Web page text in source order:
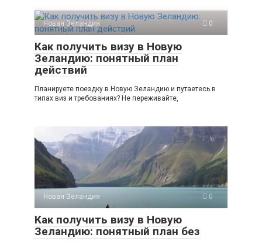
Новая Зеландия 0
Как получить визу в Новую
Зеландию: понятный план
действий
Планируете поездку в Новую Зеландию и путаетесь в
типах виз и требованиях? Не переживайте,
Новая Зеландия 0
Как получить визу в Новую
Зеландию: понятный план без